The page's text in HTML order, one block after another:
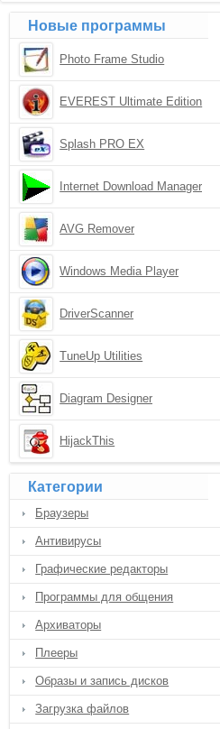
Новые программы
Photo Frame Studio
EVEREST Ultimate Edition
Splash PRO EX
Internet Download Manager
AVG Remover
Windows Media Player
DriverScanner
TuneUp Utilities
Diagram Designer
HijackThis
Категории
Браузеры
Антивирусы
Графические редакторы
Программы для общения
Архиваторы
Плееры
Образы и запись дисков
Загрузка файлов